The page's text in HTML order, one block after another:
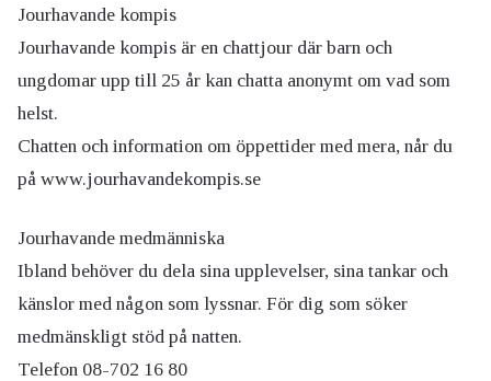
Jourhavande kompis
Jourhavande kompis är en chattjour där barn och
ungdomar upp till 25 år kan chatta anonymt om vad som
helst.
Chatten och information om öppettider med mera, når du
på www.jourhavandekompis.se
Jourhavande medmänniska
Ibland behöver du dela sina upplevelser, sina tankar och
känslor med någon som lyssnar. För dig som söker
medmänskligt stöd på natten.
Telefon 08-702 16 80